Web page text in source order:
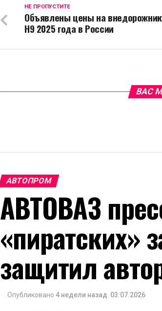
НЕ ПРОПУСТИТЕ
Объявлены цены на
H9 2025 года в России
ВАС
АВТОПРОМ
АВТОВАЗ
«пиратских»
защитил
Опубликовано 4 недели назад 03.07.2026